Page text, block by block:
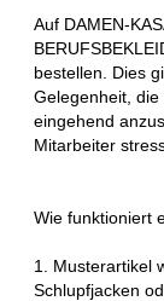
Auf DAMEN-
bestellen. Dies
Gelegenheit,
eingehend
Mitarbeiter
Wie funktioniert
1. Musterartikel
Schlupfjacken